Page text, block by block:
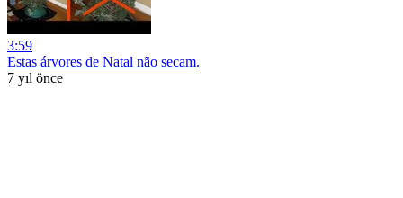
3:59
Estas árvores de Natal não secam.
7 yıl önce